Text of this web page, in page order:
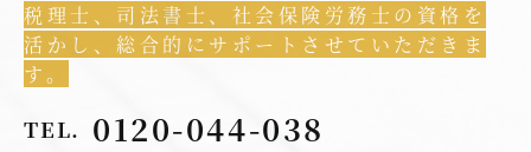
税理士、司法書士、社会保険労務士の資格を
活かし、総合的にサポートさせていただきま
す。
TEL. 0120-044-038